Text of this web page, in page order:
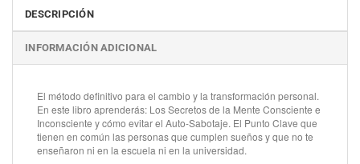
DESCRIPCIÓN
INFORMACIÓN ADICIONAL
El método definitivo para el cambio y la transformación personal.
En este libro aprenderás: Los Secretos de la Mente Consciente e
Inconsciente y cómo evitar el Auto-Sabotaje. El Punto Clave que
tienen en común las personas que cumplen sueños y que no te
enseñaron ni en la escuela ni en la universidad.